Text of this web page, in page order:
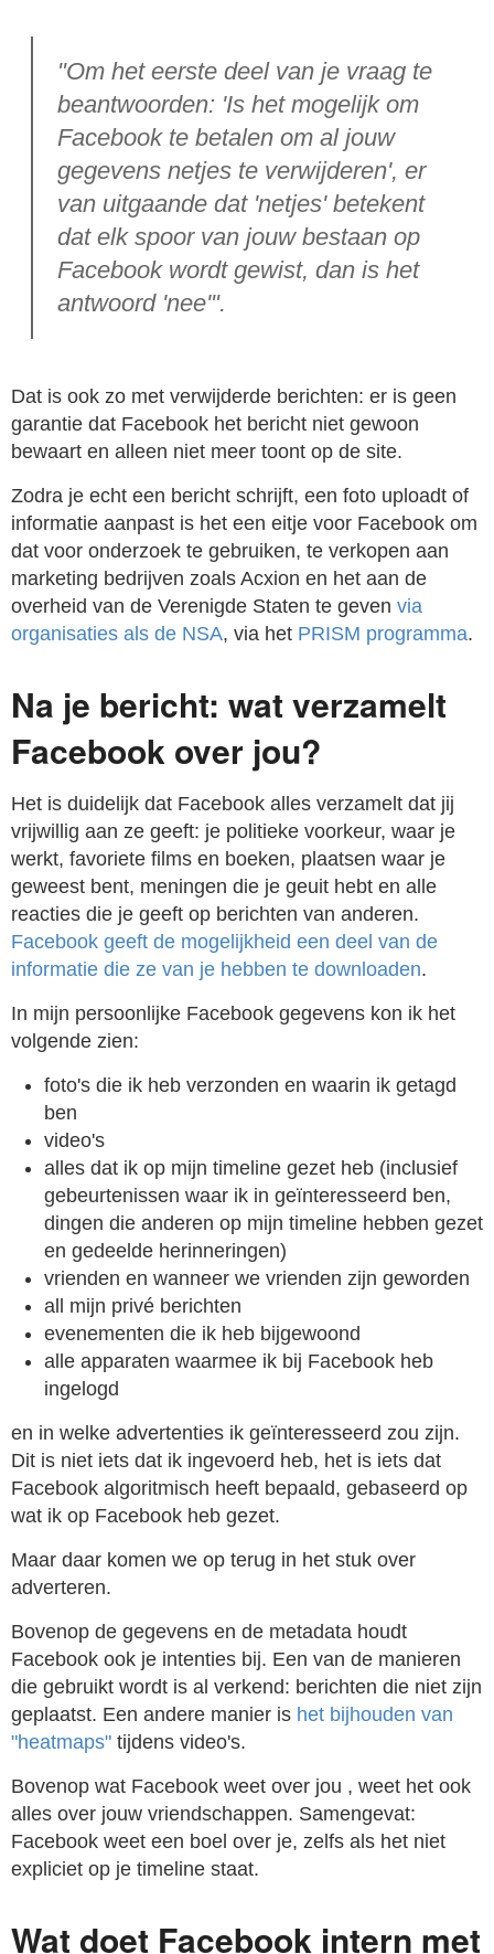
"Om het eerste deel van je vraag te
beantwoorden: 'Is het mogelijk om
Facebook te betalen om al jouw
gegevens netjes te verwijderen', er
van uitgaande dat 'netjes' betekent
dat elk spoor van jouw bestaan op
Facebook wordt gewist, dan is het
antwoord 'nee'".
Dat is ook zo met verwijderde berichten: er is geen
garantie dat Facebook het bericht niet gewoon
bewaart en alleen niet meer toont op de site.
Zodra je echt een bericht schrijft, een foto uploadt of
informatie aanpast is het een eitje voor Facebook om
dat voor onderzoek te gebruiken, te verkopen aan
marketing bedrijven zoals Acxion en het aan de
overheid van de Verenigde Staten te geven via
organisaties als de NSA, via het PRISM programma.
Na je bericht: wat verzamelt
Facebook over jou?
Het is duidelijk dat Facebook alles verzamelt dat jij
vrijwillig aan ze geeft: je politieke voorkeur, waar je
werkt, favoriete films en boeken, plaatsen waar je
geweest bent, meningen die je geuit hebt en alle
reacties die je geeft op berichten van anderen.
Facebook geeft de mogelijkheid een deel van de
informatie die ze van je hebben te downloaden.
In mijn persoonlijke Facebook gegevens kon ik het
volgende zien:
foto's die ik heb verzonden en waarin ik getagd
ben
video's
alles dat ik op mijn timeline gezet heb (inclusief
gebeurtenissen waar ik in geïnteresseerd ben,
dingen die anderen op mijn timeline hebben gezet
en gedeelde herinneringen)
vrienden en wanneer we vrienden zijn geworden
all mijn privé berichten
evenementen die ik heb bijgewoond
alle apparaten waarmee ik bij Facebook heb
ingelogd
en in welke advertenties ik geïnteresseerd zou zijn.
Dit is niet iets dat ik ingevoerd heb, het is iets dat
Facebook algoritmisch heeft bepaald, gebaseerd op
wat ik op Facebook heb gezet.
Maar daar komen we op terug in het stuk over
adverteren.
Bovenop de gegevens en de metadata houdt
Facebook ook je intenties bij. Een van de manieren
die gebruikt wordt is al verkend: berichten die niet zijn
geplaatst. Een andere manier is het bijhouden van
"heatmaps" tijdens video's.
Bovenop wat Facebook weet over jou , weet het ook
alles over jouw vriendschappen. Samengevat:
Facebook weet een boel over je, zelfs als het niet
expliciet op je timeline staat.
Wat doet Facebook intern met